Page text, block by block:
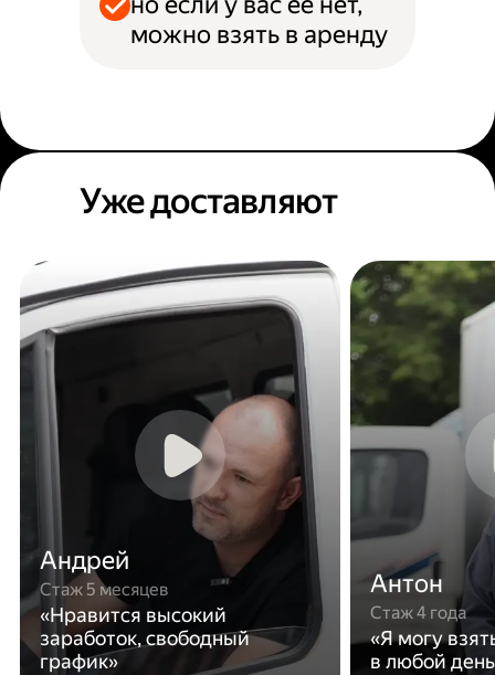
можно взять в аренду
Уже доставляют
Андрей
Стаж 5 месяцев
«Нравится высокий
заработок, свободный
график»
Антон
Стаж 4 года
«Я могу
в любой